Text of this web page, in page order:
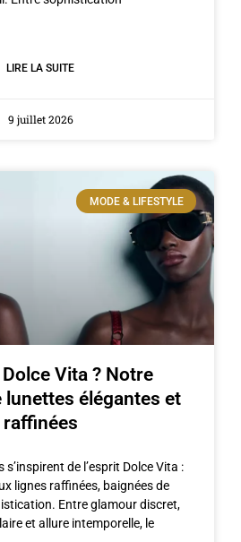
LIRE LA SUITE
9 juillet 2026
MODE & LIFESTYLE
Dolce Vita ? Notre
lunettes élégantes et
raffinées
s’inspirent de l’esprit Dolce Vita :
lignes raffinées, baignées de
Entre glamour discret,
et allure intemporelle, le